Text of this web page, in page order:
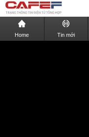
Home Tin mới